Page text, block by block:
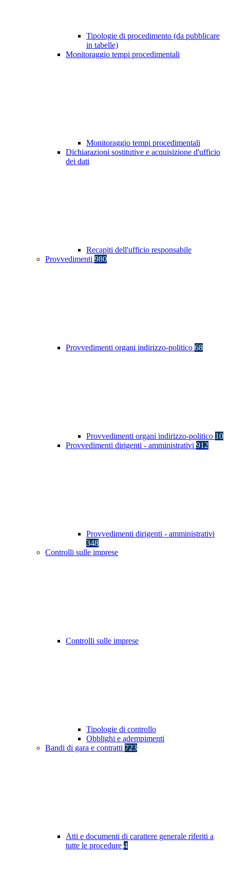
Tipologie di procedimento (da pubblicare
in tabelle)
Monitoraggio tempi procedimentali
Monitoraggio tempi procedimentali
Dichiarazioni sostitutive e acquisizione d'ufficio
dei dati
Recapiti dell'ufficio responsabile
Provvedimenti 980
Provvedimenti organi indirizzo-politico 68
Provvedimenti organi indirizzo-politico 10
Provvedimenti dirigenti - amministrativi 912
Provvedimenti dirigenti - amministrativi
348
Controlli sulle imprese
Controlli sulle imprese
Tipologie di controllo
Obblighi e adempimenti
Bandi di gara e contratti 723
Atti e documenti di carattere generale riferiti a
tutte le procedure 4